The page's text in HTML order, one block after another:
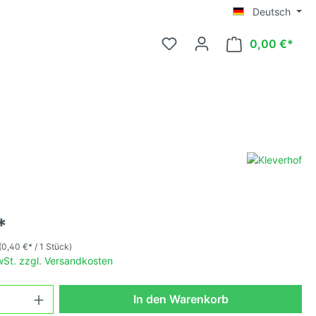
Deutsch
0,00 €*
(0,40 €* / 1 Stück)
zzgl. Versandkosten
In den Warenkorb